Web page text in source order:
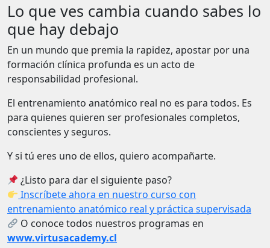
Lo que ves cambia cuando sabes lo
que hay debajo
En un mundo que premia la rapidez, apostar por una
formación clínica profunda es un acto de
responsabilidad profesional.
El entrenamiento anatómico real no es para todos. Es
para quienes quieren ser profesionales completos,
conscientes y seguros.
Y si tú eres uno de ellos, quiero acompañarte.
¿Listo para dar el siguiente paso?
Inscríbete ahora en nuestro curso con
entrenamiento anatómico real y práctica supervisada
O conoce todos nuestros programas en
www.virtusacademy.cl